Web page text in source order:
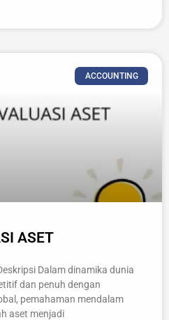
ACCOUNTING
ASET
Dalam dinamika dunia
dan penuh dengan
pemahaman mendalam
aset menjadi